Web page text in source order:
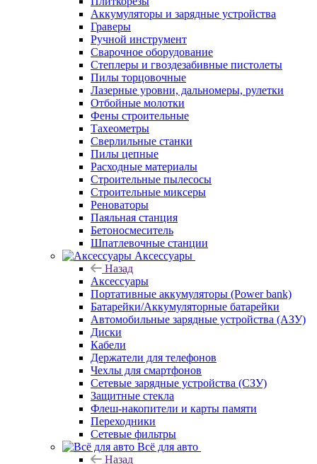
Аккумуляторы и зарядные устройства
Граверы
Ручной инструмент
Сварочное оборудование
Степлеры и гвоздезабивные пистолеты
Пилы торцовочные
Лазерные уровни, дальномеры, рулетки
Отбойные молотки
Фены строительные
Тахеометры
Сверлильные станки
Пилы цепные
Расходные материалы
Строительные пылесосы
Строительные миксеры
Реноваторы
Паяльная станция
Бетоносмеситель
Шпатлевочные станции
Аксессуары
Назад
Аксессуары
Портативные аккумуляторы (Power bank)
Батарейки/Аккумуляторные батарейки
Автомобильные зарядные устройства (АЗУ)
Диски
Кабели
Держатели для телефонов
Чехлы для смартфонов
Сетевые зарядные устройства (СЗУ)
Защитные стекла
Флеш-накопители и карты памяти
Переходники
Сетевые фильтры
Всё для авто
Назад